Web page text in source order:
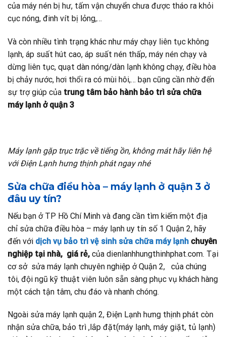
của máy nén bị hư, tấm vận chuyển chưa được tháo ra khỏi
cục nóng, đinh vít bị lỏng,…
Và còn nhiều tình trạng khác như máy chạy liên tục không
lạnh, áp suất hút cao, áp suất nén thấp, máy nén chạy và
dừng liên tục, quạt dàn nóng/dàn lạnh không chạy, điều hòa
bị chảy nước, hơi thổi ra có mùi hôi,… bạn cũng cần nhờ đến
sự trợ giúp của trung tâm bảo hành bảo trì sửa chữa
máy lạnh ở quận 3
Máy lạnh gặp trục trặc về tiếng ồn, không mát hãy liên hệ
với Điện Lạnh hưng thịnh phát ngay nhé
Sửa chữa điều hòa – máy lạnh ở quận 3 ở
đâu uy tín?
Nếu bạn ở TP Hồ Chí Minh và đang cần tìm kiếm một địa
chỉ sửa chữa điều hòa – máy lạnh uy tín số 1 Quận 2, hãy
đến với dịch vụ bảo trì vệ sinh sửa chữa máy lạnh chuyên
nghiệp tại nhà, giá rẻ, của dienlanhhungthinhphat.com. Tại
cơ sở sửa máy lạnh chuyên nghiệp ở Quận 2,
của chúng
tôi, đội ngũ kỹ thuật viên luôn sẵn sàng phục vụ khách hàng
một cách tận tâm, chu đáo và nhanh chóng.
Ngoài sửa máy lạnh quận 2, Điện Lạnh hưng thịnh phát còn
nhận sửa chữa, bảo trì ,lắp đặt(máy lạnh, máy giặt, tủ lạnh)